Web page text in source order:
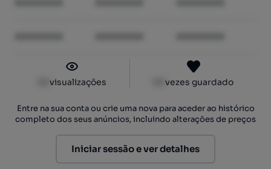
visualizações vezes guardado
Entre na sua conta ou crie uma nova para aceder ao histórico
completo dos seus anúncios, incluindo alterações de preços
Iniciar sessão e ver detalhes